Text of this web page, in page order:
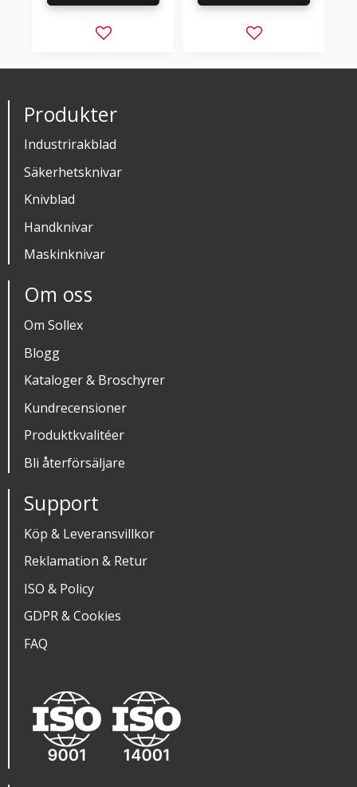
Lägg till i favoriter Lägg till i
Produkter
Industrirakblad
Säkerhetsknivar
Knivblad
Handknivar
Maskinknivar
Om oss
Om Sollex
Blogg
Kataloger & Broschyrer
Kundrecensioner
Produktkvalitéer
Bli återförsäljare
Support
Köp & Leveransvillkor
Reklamation & Retur
ISO & Policy
GDPR & Cookies
FAQ